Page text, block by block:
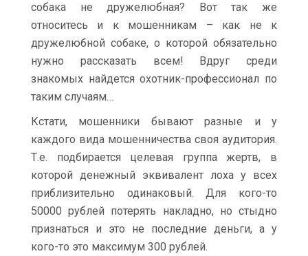
собака не дружелюбная? Вот так же
относитесь и к мошенникам – как не к
дружелюбной собаке, о которой обязательно
нужно рассказать всем! Вдруг среди
знакомых найдется охотник-профессионал по
таким случаям…
Кстати, мошенники бывают разные и у
каждого вида мошенничества своя аудитория.
Т.е. подбирается целевая группа жертв, в
которой денежный эквивалент лоха у всех
приблизительно одинаковый. Для кого-то
50000 рублей потерять накладно, но стыдно
признаться и это не последние деньги, а у
кого-то это максимум 300 рублей.